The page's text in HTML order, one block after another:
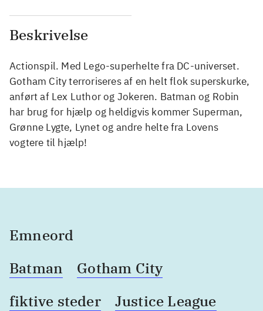
Beskrivelse
Actionspil. Med Lego-superhelte fra DC-universet.
Gotham City terroriseres af en helt flok superskurke,
anført af Lex Luthor og Jokeren. Batman og Robin
har brug for hjælp og heldigvis kommer Superman,
Grønne Lygte, Lynet og andre helte fra Lovens
vogtere til hjælp!
Emneord
Batman
Gotham City
fiktive steder
Justice League